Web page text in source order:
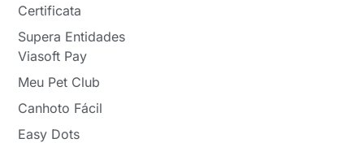
Certificata
Supera Entidades
Viasoft Pay
Meu Pet Club
Canhoto Fácil
Easy Dots